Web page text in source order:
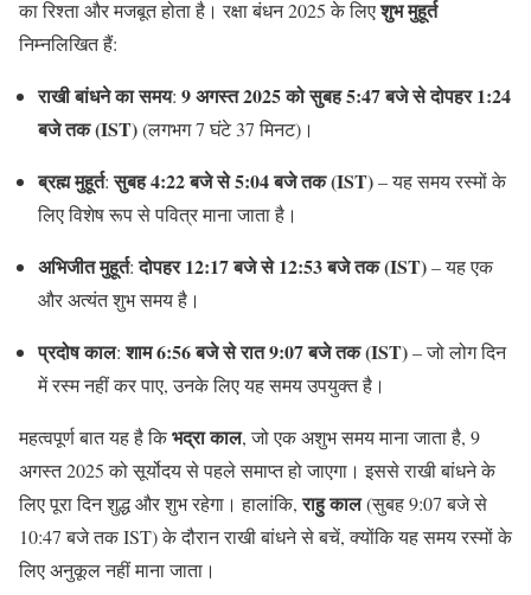
का रिश्ता और मजबूत होता है। रक्षा बंधन 2025 के लिएशुभ मुहूर्त
निम्नलिखित हैं:
राखी बांधने का समय: 9 अगस्त 2025 को सुबह 5:47 बजे से दोपहर 1:24
बजे तक (IST)(लगभग 7 घंटे 37 मिनट)।
ब्रह्म मुहूर्त:सुबह 4:22 बजे से 5:04 बजे तक (IST)– यह समय रस्मों के
लिए विशेष रूप से पवित्र माना जाता है।
अभिजीत मुहूर्त:दोपहर 12:17 बजे से 12:53 बजे तक (IST)– यह एक
और अत्यंत शुभ समय है।
प्रदोष काल:शाम 6:56 बजे से रात 9:07 बजे तक (IST)– जो लोग दिन
में रस्म नहीं कर पाए, उनके लिए यह समय उपयुक्त है।
महत्वपूर्ण बात यह है किभद्रा काल, जो एक अशुभ समय माना जाता है, 9
अगस्त 2025 को सूर्योदय से पहले समाप्त हो जाएगा। इससे राखी बांधने के
लिए पूरा दिन शुद्ध और शुभ रहेगा। हालांकि,राहु काल(सुबह 9:07 बजे से
10:47 बजे तक IST) के दौरान राखी बांधने से बचें, क्योंकि यह समय रस्मों के
लिए अनुकूल नहीं माना जाता।